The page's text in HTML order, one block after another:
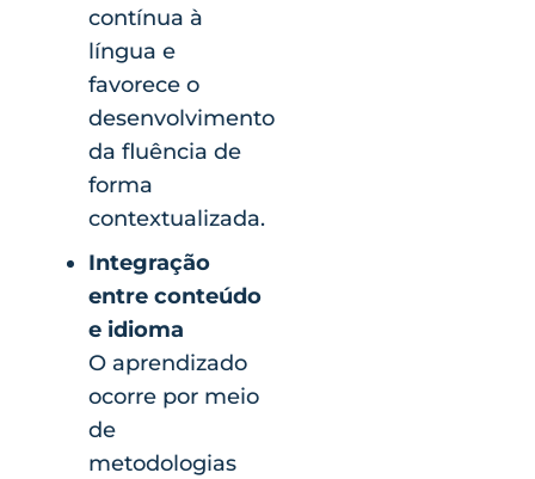
contínua à
língua e
favorece o
desenvolvimento
da fluência de
forma
contextualizada.
Integração
entre conteúdo
e idioma
O aprendizado
ocorre por meio
de
metodologias